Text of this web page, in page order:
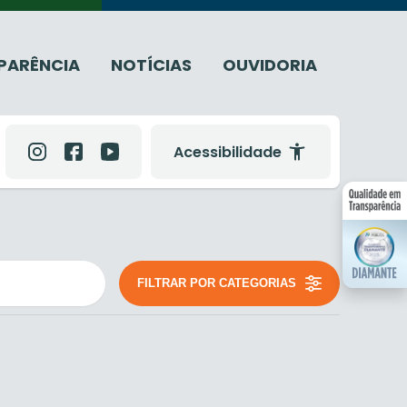
NOTÍCIAS OUVIDORIA
Acessibilidade
FILTRAR POR CATEGORIAS